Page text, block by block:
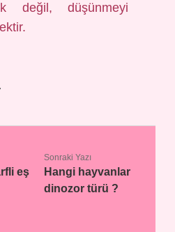
değil, düşünmeyi
eş
Sonraki Yazı
Hangi hayvanlar
dinozor türü ?